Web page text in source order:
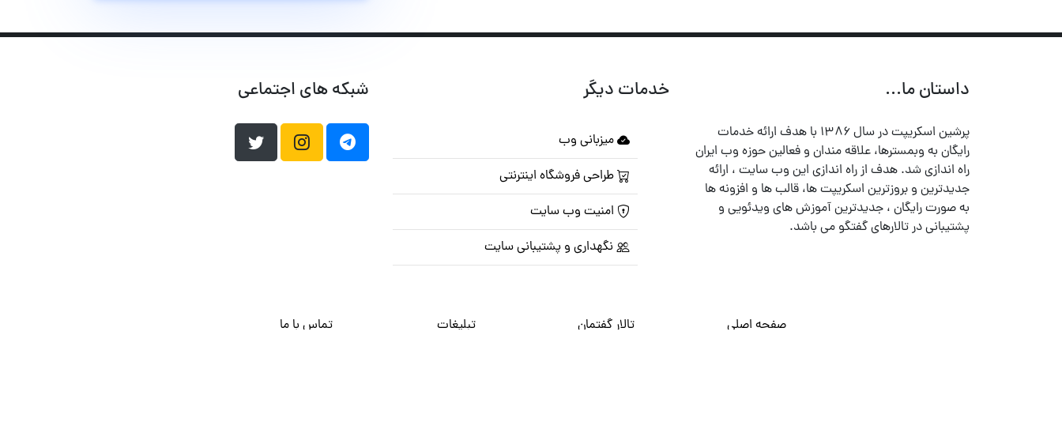
داستان ما...
پرشین اسکریپت در سال ۱۳۸۶ با هدف ارائه خدمات
رایگان به وبمسترها، علاقه مندان و فعالین حوزه وب ایران
راه اندازی شد. هدف از راه اندازی این وب سایت ، ارائه
جدیدترین و بروزترین اسکریپت ها، قالب ها و افزونه ها
به صورت رایگان ، جدیدترین آموزش های ویدئویی و
پشتیبانی در تالارهای گفتگو می باشد.
خدمات دیگر
میزبانی وب
طراحی فروشگاه اینترنتی
امنیت وب سایت
نگهداری و پشتیبانی سایت
شبکه های اجتماعی
صفحه اصلی تالار گفتمان تبلیغات تماس با ما